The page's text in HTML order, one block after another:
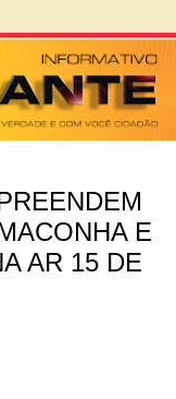
E
AR 15 DE